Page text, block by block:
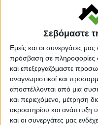
Σεβόμαστε
Εμείς και οι συνεργάτες
πρόσβαση σε πληροφορίες
και επεξεργαζόμαστε
αναγνωριστικοί και
αποστέλλονται από μια
και περιεχόμενο, μέτρηση
ακροατηρίου και ανάπτυξη
και οι συνεργάτες μας
ΠΟΛΥΘΡΟΝΕΣ
Artekko Cloud Γκρι
Πολυθρόνα (78x81x74)cm